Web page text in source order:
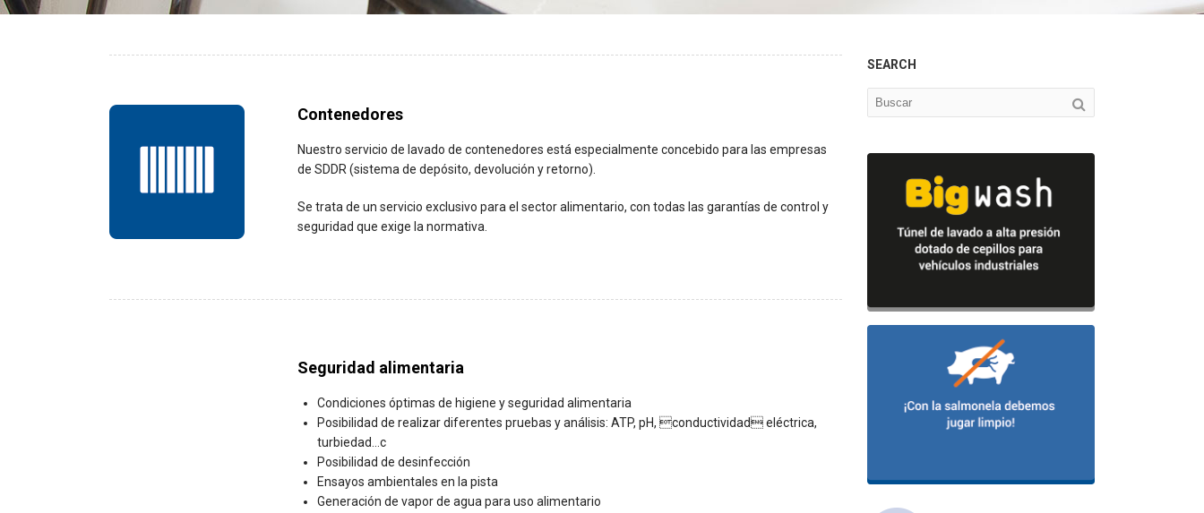
Contenedores
Nuestro servicio de lavado de contenedores está especialmente concebido para las empresas
de SDDR (sistema de depósito, devolución y retorno).
Se trata de un servicio exclusivo para el sector alimentario, con todas las garantías de control y
seguridad que exige la normativa.
Seguridad alimentaria
Condiciones óptimas de higiene y seguridad alimentaria
Posibilidad de realizar diferentes pruebas y análisis: ATP, pH, conductividad eléctrica,
turbiedad…c
Posibilidad de desinfección
Ensayos ambientales en la pista
Generación de vapor de agua para uso alimentario
SEARCH